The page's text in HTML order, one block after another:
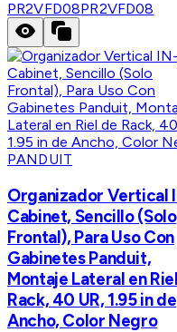
PR2VFD08PR2VFD08
PANDUIT
Organizador Vertical
Cabinet, Sencillo (Solo
Frontal), Para Uso Con
Gabinetes Panduit,
Montaje Lateral en
Rack, 40 UR, 1.95 in de
Ancho, Color Negro